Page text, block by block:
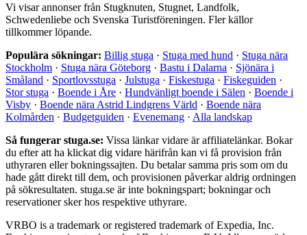
Vi visar annonser från Stugknuten, Stugnet, Landfolk,
Schwedenliebe och Svenska Turistföreningen. Fler källor
tillkommer löpande.
Populära sökningar: Billig stuga · Stuga med hund · Stuga nära
Stockholm · Stuga nära Göteborg · Bastu i Dalarna · Sjönära i
Småland · Sportlovsstuga · Julstuga · Fiskestuga · Fiskeguiden ·
Stor stuga · Boende i Åre · Hundvänligt boende i Sälen · Boende i
Visby · Boende nära Astrid Lindgrens Värld · Boende nära
Kolmården · Budgetguiden · Evenemang · Alla landskap
Så fungerar stuga.se: Vissa länkar vidare är affiliatelänkar. Bokar
du efter att ha klickat dig vidare härifrån kan vi få provision från
uthyraren eller bokningssajten. Du betalar samma pris som om du
hade gått direkt till dem, och provisionen påverkar aldrig ordningen
på sökresultaten. stuga.se är inte bokningspart; bokningar och
reservationer sker hos respektive uthyrare.
VRBO is a trademark or registered trademark of Expedia, Inc.